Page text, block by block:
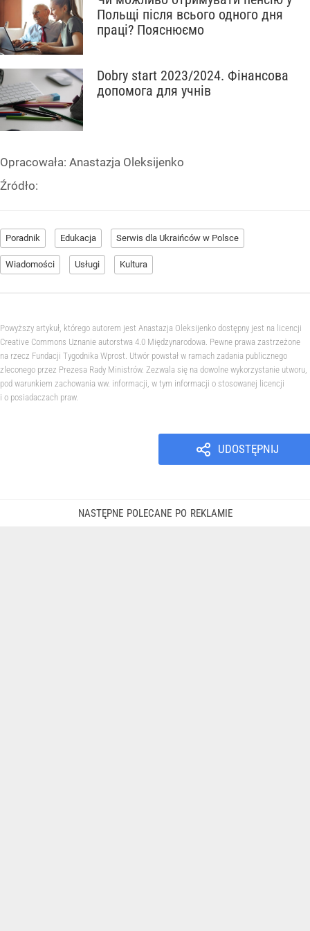
Польщі після всього одного дня
праці? Пояснюємо
Dobry start 2023/2024. Фінансова
допомога для учнів
Opracowała: Anastazja Oleksijenko
Źródło:
Poradnik Edukacja Serwis dla Ukraińców w Polsce
Wiadomości Usługi Kultura
Powyższy artykuł, którego autorem jest Anastazja Oleksijenko dostępny jest na licencji
Creative Commons Uznanie autorstwa 4.0 Międzynarodowa. Pewne prawa zastrzeżone
na rzecz Fundacji Tygodnika Wprost. Utwór powstał w ramach zadania publicznego
zleconego przez Prezesa Rady Ministrów. Zezwala się na dowolne wykorzystanie utworu,
pod warunkiem zachowania ww. informacji, w tym informacji o stosowanej licencji
i o posiadaczach praw.
UDOSTĘPNIJ